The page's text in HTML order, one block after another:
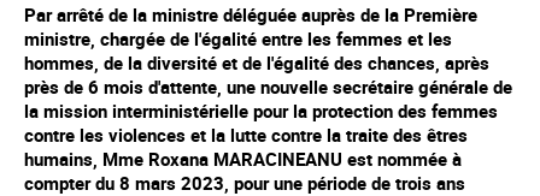
Par arrêté de la ministre déléguée auprès de la Première
ministre, chargée de l'égalité entre les femmes et les
hommes, de la diversité et de l'égalité des chances, après
près de 6 mois d'attente, une nouvelle secrétaire générale de
la mission interministérielle pour la protection des femmes
contre les violences et la lutte contre la traite des êtres
humains, Mme Roxana MARACINEANU est nommée à
compter du 8 mars 2023, pour une période de trois ans